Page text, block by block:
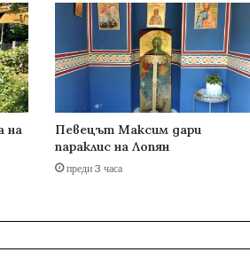
на
Певецът Максим дари
параклис на Лопян
преди 3 часа